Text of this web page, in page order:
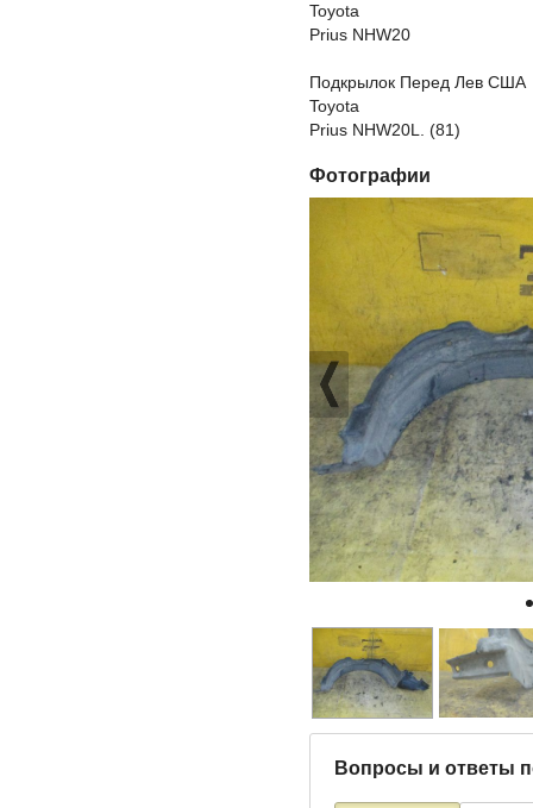
Toyota
Prius NHW20
Подкрылок Перед Лев США
Toyota
Prius NHW20L. (81)
Фотографии
Вопросы и ответы